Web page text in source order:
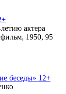
актера
1950, 95
беседы» 12+